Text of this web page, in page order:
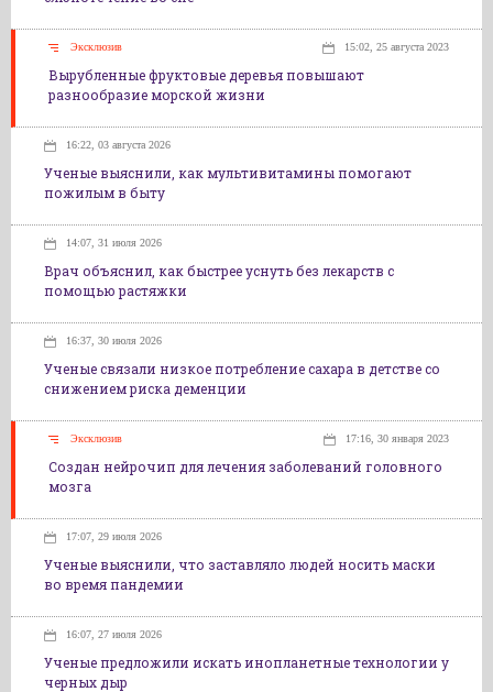
Эксклюзив 15:02, 25 августа 2023
Вырубленные фруктовые деревья повышают
разнообразие морской жизни
16:22, 03 августа 2026
Ученые выяснили, как мультивитамины помогают
пожилым в быту
14:07, 31 июля 2026
Врач объяснил, как быстрее уснуть без лекарств с
помощью растяжки
16:37, 30 июля 2026
Ученые связали низкое потребление сахара в детстве со
снижением риска деменции
Эксклюзив 17:16, 30 января 2023
Создан нейрочип для лечения заболеваний головного
мозга
17:07, 29 июля 2026
Ученые выяснили, что заставляло людей носить маски
во время пандемии
16:07, 27 июля 2026
Ученые предложили искать инопланетные технологии у
черных дыр